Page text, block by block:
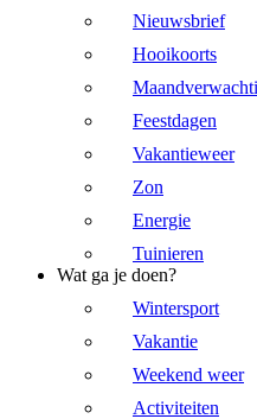
Nieuwsbrief
Hooikoorts
Feestdagen
Vakantieweer
Zon
Energie
Tuinieren
Wat ga je doen?
Wintersport
Vakantie
Weekend weer
Activiteiten